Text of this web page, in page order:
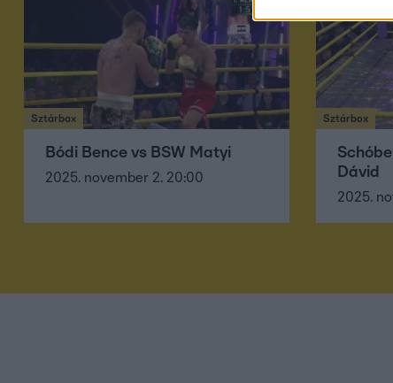
Sztárbox
Bódi Bence vs BSW Matyi
2025. november 2. 20:00
Sztárbox
Dávid
2025.